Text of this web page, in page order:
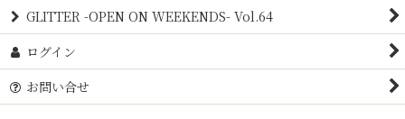
GLITTER -OPEN ON WEEKENDS- Vol.64
ログイン
お問い合せ